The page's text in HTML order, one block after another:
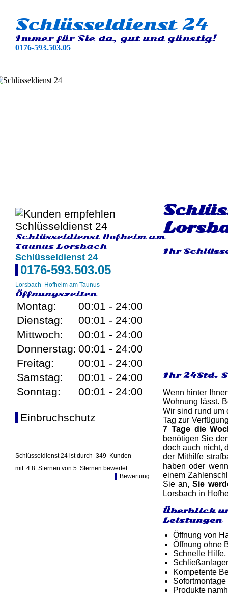
Schlüsseldienst 24
Immer für Sie da, gut und günstig!
0176-593.503.05
Schlüsseldienst Hofheim am
Taunus Lorsbach
Schlüsseldienst 24
0176-593.503.05
Lorsbach Hofheim am Taunus
Öffnungszeiten
Montag:
00:01 - 24:00
Dienstag:
00:01 - 24:00
Mittwoch:
00:01 - 24:00
Donnerstag: 00:01 - 24:00
Freitag:
00:01 - 24:00
Samstag:
00:01 - 24:00
Sonntag:
00:01 - 24:00
Einbruchschutz
Schlüsseldienst 24 ist durch 349 Kunden
mit 4.8 Sternen von 5 Sternen bewertet.
Bewertung
Ihr
Ihr 24Std.
Wenn hinter
Wohnung lässt.
Wir sind rund um
Tag zur
7 Tage die
benötigen Sie
doch auch nicht,
der Mithilfe
haben oder
einem
Sie an,Sie
Lorsbach in
Überblick
Leistungen
Öffnung von
Öffnung ohne
Schnelle Hilfe,
Kompetente
Produkte